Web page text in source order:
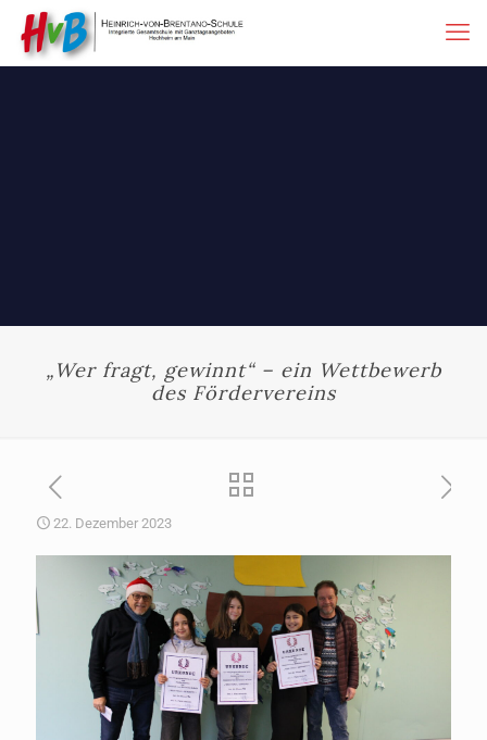
„Wer fragt, gewinnt“ – ein Wettbewerb
des Fördervereins
22. Dezember 2023